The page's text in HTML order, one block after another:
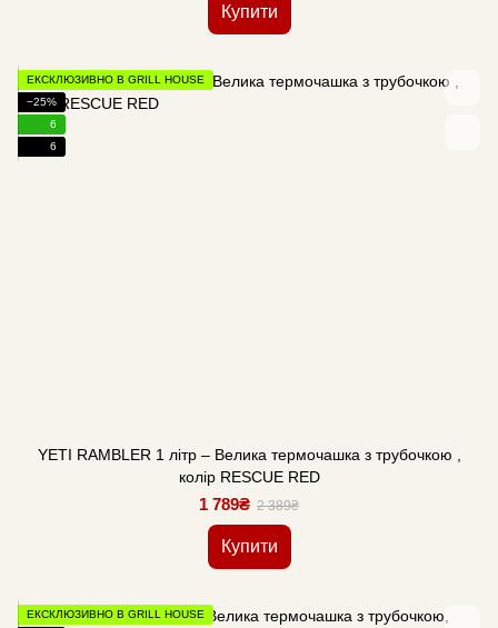
Купити
ЕКСКЛЮЗИВНО В GRILL HOUSE
−25%
6
6
YETI RAMBLER 1 літр – Велика термочашка з трубочкою ,
колір RESCUE RED
1 789₴ 2 389₴
Купити
ЕКСКЛЮЗИВНО В GRILL HOUSE